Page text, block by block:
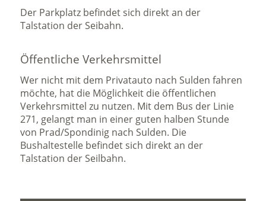
Der Parkplatz befindet sich direkt an der
Talstation der Seibahn.
Öffentliche Verkehrsmittel
Wer nicht mit dem Privatauto nach Sulden fahren
möchte, hat die Möglichkeit die öffentlichen
Verkehrsmittel zu nutzen. Mit dem Bus der Linie
271, gelangt man in einer guten halben Stunde
von Prad/Spondinig nach Sulden. Die
Bushaltestelle befindet sich direkt an der
Talstation der Seilbahn.